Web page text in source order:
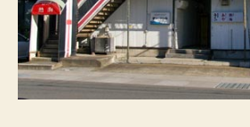
り
ま
す。
へ
の